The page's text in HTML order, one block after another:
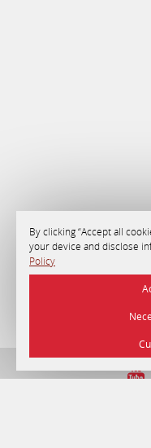
By clicking “Accept all
your device and disclose
Policy